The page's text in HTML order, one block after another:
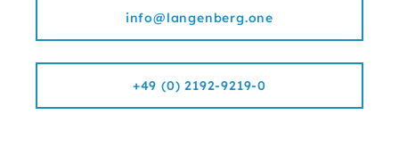
info@langenberg.one
+49 (0) 2192-9219-0